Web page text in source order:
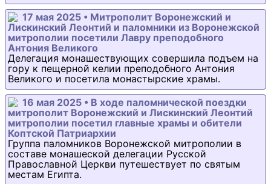
17 мая 2025 • Митрополит Воронежский и
Лискинский Леонтий и паломники из Воронежской
митрополии посетили Лавру преподобного
Антония Великого
Делегация монашествующих совершила подъем на
гору к пещерной келии преподобного Антония
Великого и посетила монастырские храмы.
16 мая 2025 • В ходе паломнической поездки
митрополит Воронежский и Лискинский Леонтий
митрополии посетил главные храмы и обители
Коптской Патриархии
Группа паломников Воронежской митрополии в
составе монашеской делегации Русской
Православной Церкви путешествует по святым
местам Египта.